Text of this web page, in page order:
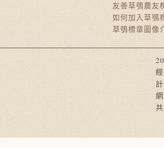
友善草鴞農友
如何加入草鴞
草鴞標章圖像